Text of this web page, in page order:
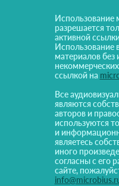
Использование
разрешается
активной
Использование
материалов без
ссылкой на
Все
являются
авторов и
используются
и
являетесь
иного
согласны с его
сайте,